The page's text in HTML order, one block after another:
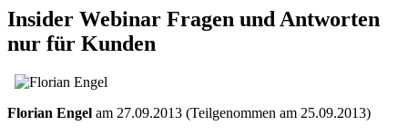
Insider Webinar Fragen und Antworten
nur für Kunden
Florian Engel am 27.09.2013 (Teilgenommen am 25.09.2013)